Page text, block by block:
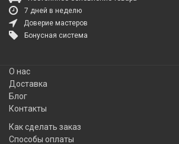
7 дней в неделю
Доверие мастеров
Бонусная система
О нас
Доставка
Блог
Контакты
Как сделать заказ
Способы оплаты